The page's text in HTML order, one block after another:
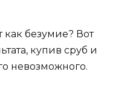
как безумие? Вот
купив сруб и
невозможного.